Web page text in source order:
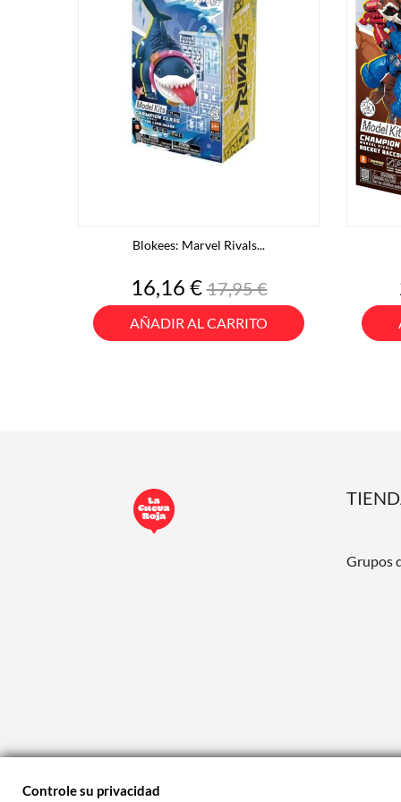
Blokees: Marvel Rivals...
Precio
16,16 €Precio
base
17,95 €
AÑADIR AL CARRITO
Grupos
Controle su privacidad